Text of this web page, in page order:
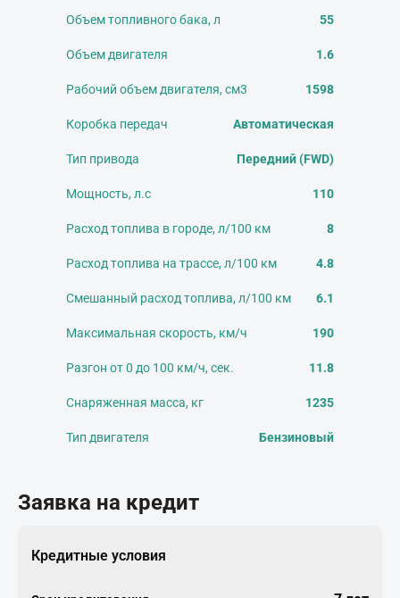
Объем топливного бака, л
Объем двигателя
Рабочий объем двигателя, см3
Коробка передач
55
1.6
1598
Автоматическая
Тип привода
Мощность, л.с
Расход топлива в городе, л/100 км
Расход топлива на трассе, л/100 км
Смешанный расход топлива, л/100 км
Максимальная скорость, км/ч
Разгон от 0 до 100 км/ч, сек.
Снаряженная масса, кг
Тип двигателя
Передний (FWD)
110
8
4.8
6.1
190
11.8
1235
Бензиновый
Заявка на кредит
Кредитные условия